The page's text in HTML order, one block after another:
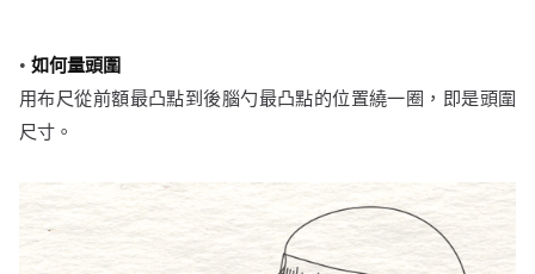
• 如何量頭圍
用布尺從前額最凸點到後腦勺最凸點的位置繞一圈，即是頭圍
尺寸。